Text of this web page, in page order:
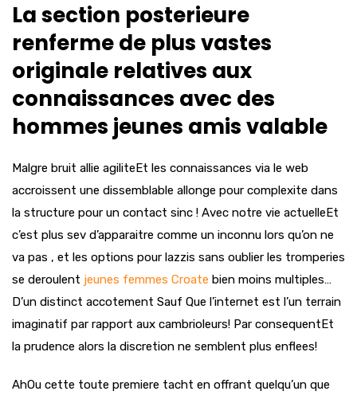
La section posterieure
renferme de plus vastes
originale relatives aux
connaissances avec des
hommes jeunes amis valable
Malgre bruit allie agiliteEt les connaissances via le web
accroissent une dissemblable allonge pour complexite dans
la structure pour un contact sinc ! Avec notre vie actuelleEt
c’est plus sev d’apparaitre comme un inconnu lors qu’on ne
va pas , et les options pour lazzis sans oublier les tromperies
se deroulent jeunes femmes Croate bien moins multiples…
D’un distinct accotement Sauf Que l’internet est l’un terrain
imaginatif par rapport aux cambrioleurs! Par consequentEt
la prudence alors la discretion ne semblent plus enflees!
AhOu cette toute premiere tacht en offrant quelqu’un que